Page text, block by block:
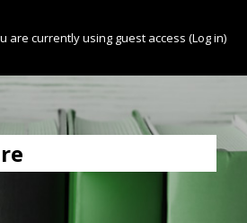
are currently using guest access (Log in)